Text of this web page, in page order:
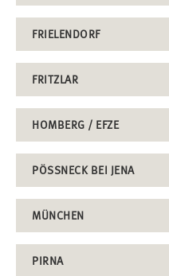
FRIELENDORF
FRITZLAR
HOMBERG / EFZE
PÖSSNECK BEI JENA
MÜNCHEN
PIRNA